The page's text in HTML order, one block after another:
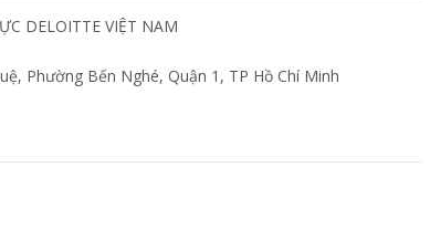
DELOITTE VIỆT NAM
Phường Bến Nghé, Quận 1, TP Hồ Chí Minh